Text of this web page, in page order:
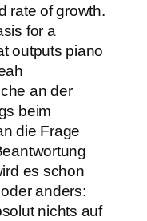
rate of growth.
for a
outputs piano
an der
beim
die Frage
es schon
anders:
nichts auf